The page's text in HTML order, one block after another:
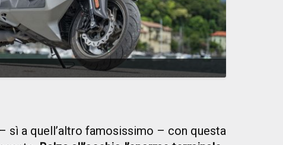
sì a quell’altro famosissimo – con questa